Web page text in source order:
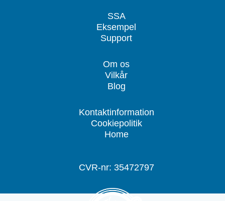
SSA
Eksempel
Support
Om os
Vilkår
Blog
Kontaktinformation
Cookiepolitik
Home
CVR-nr: 35472797